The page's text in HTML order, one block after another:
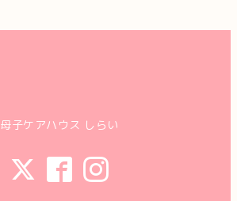
母子ケアハウス しらい